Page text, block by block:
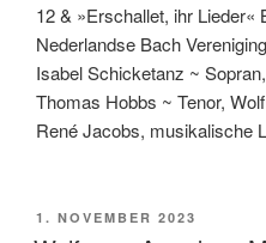
12 & »Erschallet, ihr Lieder«
Nederlandse Bach Vereniging
Isabel Schicketanz ~
Thomas Hobbs ~ Tenor,
René Jacobs, musikalische
VERÖFFENTLICHT
AM
1. NOVEMBER 2023